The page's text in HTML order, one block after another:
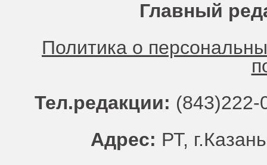
Главный
Политика о
Тел.редакции:
Адрес: РТ,